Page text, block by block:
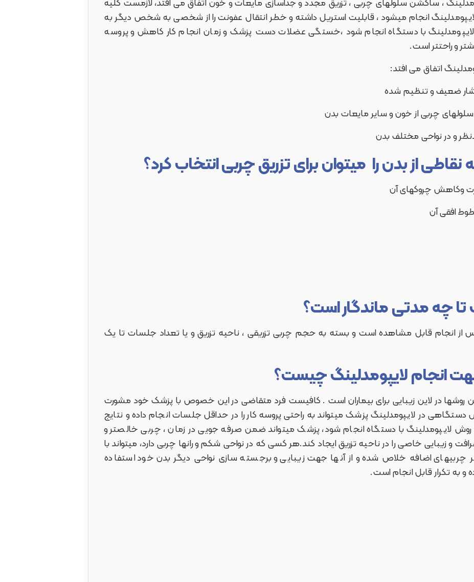
انجام میشود ، قابلیت استریل داشته و خطر انتقال عفونت را از شخصی به شخص دیگر به
با دستگاه انجام شود ،خستگی عضلات دست پزشک و زمان انجام کار کاهش و پروسه
و راحتتر است.
اتفاق می افتد:
از بدن را میتوان برای تزریق چربی انتخاب کرد؟
تا چه مدتی ماندگار است؟
پس از انجام قابل مشاهده است و بسته به حجم چربی تزریقی ، ناحیه تزریق و یا تعداد جلسات تا یک
انجام لایپومدلینگ چیست؟
روشها در لاین زیبایی برای بیماران است . کافیست فرد متقاضی در این خصوص با پزشک خود مشورت
در لایپومدلینگ پزشک میتواند به راحتی پروسه کار را در حداقل جلسات انجام داده و نتایج
روش لایپومدلینگ با دستگاه انجام شود، پزشک میتواند ضمن صرفه جویی در زمان ، چربی خالصتر و
و زیبایی خاصی را در ناحیه تزریق ایجاد کند.هر کسی که در نواحی شکم و رانها چربی دارد، میتواند با
چربیهای اضافه خلاص شده و از آنها جهت زیبایی و برجسته سازی نواحی دیگر بدن خود استفاده
و به تکرار قابل انجام است.